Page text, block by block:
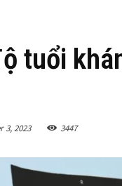
tuổi
3, 2023 3447